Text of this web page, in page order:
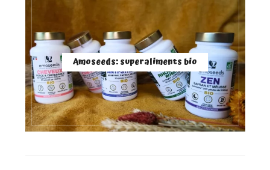
Amoseeds: superaliments bio